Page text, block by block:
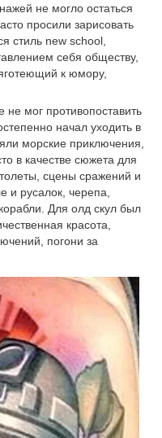
не могло остаться
просили зарисовать
стиль new school,
себя обществу,
к юмору,
не мог противопоставить
начал уходить в
морские приключения,
в качестве сюжета для
сцены сражений и
и русалок, черепа,
Для олд скул был
красота,
погони за